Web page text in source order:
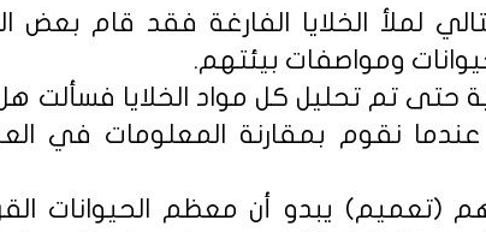
لملأ الخلايا الفارغة فقد قام بعض
ومواصفات بيئتهم.
حتى تم تحليل كل مواد الخلايا
عندما نقوم بمقارنة المعلومات في
(تعميم) يبدو أن معظم الحيوانات